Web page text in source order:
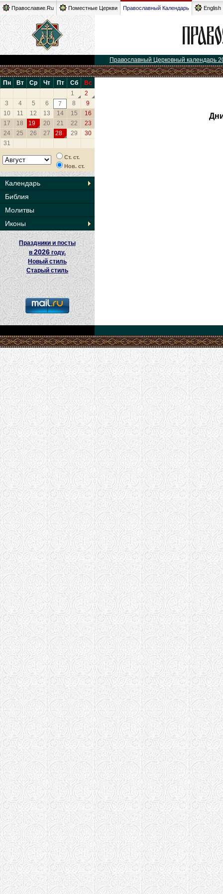
Православие.Ru Поместные Церкви Православный Календарь English
Православный Церковный календарь
Пн Вт Ср Чт Пт Сб
Вс
1
2
3
4 5 6 7 8
9
10
11 12 13 14 15
16
17
18 19 20 21 22
23
24
25 26 27 28 29
30
31
Ст. ст.
Нов. ст.
Календарь
Библия
Молитвы
Иконы
Праздники и посты
в2026 году.
Новый стиль
Старый стиль